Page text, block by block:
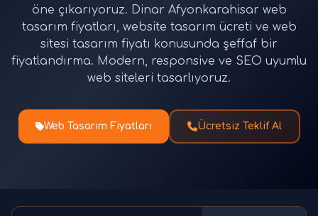
öne çıkarıyoruz. Dinar Afyonkarahisar web
tasarım fiyatları, website tasarım ücreti ve web
sitesi tasarım fiyatı konusunda şeffaf bir
fiyatlandırma. Modern, responsive ve SEO uyumlu
web siteleri tasarlıyoruz.
Web Tasarım Fiyatları Ücretsiz Teklif Al